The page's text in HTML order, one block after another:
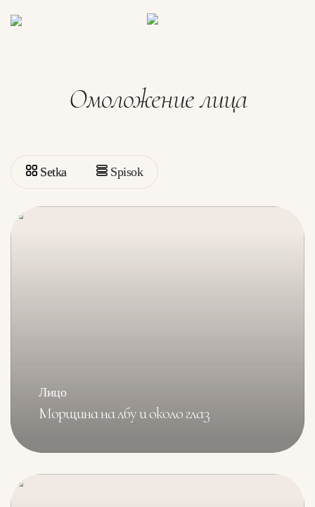
Омоложение лица
Setka Spisok
Лицо
Морщина на лбу и около глаз